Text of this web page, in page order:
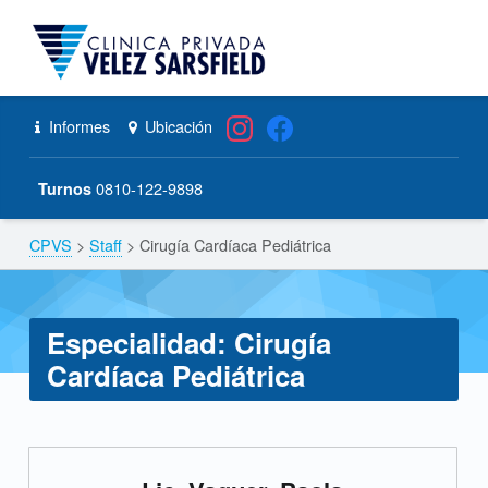
Cirugía Cardíaca Pediátrica – CPVS
Primary Menu
Header info sidebar Informes Ubicación
Turnos 0810-122-9898
Breadcrumbs navigation
CPVS > Staff> Cirugía Cardíaca Pediátrica
Especialidad: Cirugía
Cardíaca Pediátrica